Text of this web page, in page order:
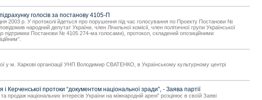
голосів за постанову 4105-П
2003 р. У протоколі йдеться про порушення під час голосування по Проекту Постанови №
народний депутат України, член Лічильної комісії, член політичної групи Української
підтримки Постанови № 4105 274-ма голосами), протокол, складений опозиційними
у м. Харкові організації УНП Володимир СВАТЕНКО, в Українському культурному центрі
протоки “документом національної зради”, - Заява партії
національних інтересів України на міжнародній арені” розцінює в своїй Заяві